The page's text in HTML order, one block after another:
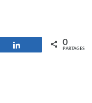
Partagez 0
PARTAGES